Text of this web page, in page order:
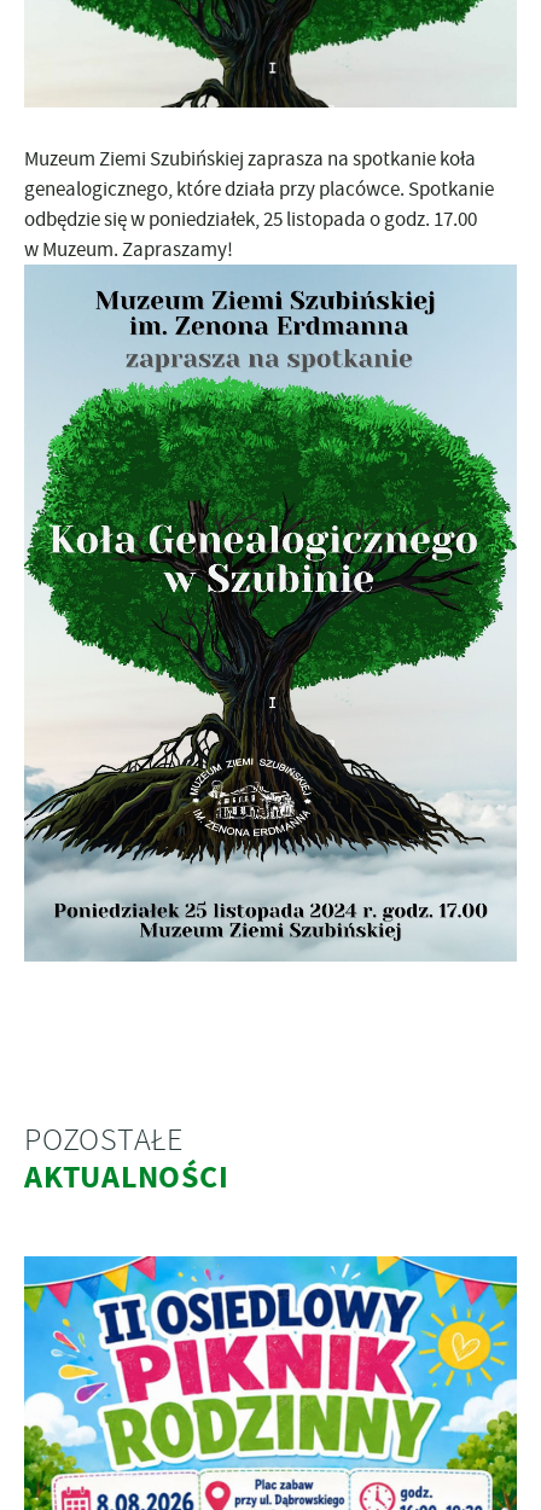
Muzeum Ziemi Szubińskiej zaprasza na spotkanie koła
genealogicznego, które działa przy placówce. Spotkanie
odbędzie się w poniedziałek, 25 listopada o godz. 17.00
w Muzeum. Zapraszamy!
POZOSTAŁE
AKTUALNOŚCI